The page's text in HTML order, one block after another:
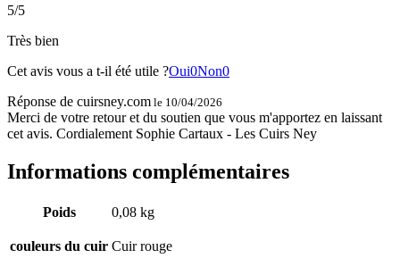
5/5
Très bien
Cet avis vous a t-il été utile ?Oui0Non0
Réponse de cuirsney.com le 10/04/2026
Merci de votre retour et du soutien que vous m'apportez en laissant
cet avis. Cordialement Sophie Cartaux - Les Cuirs Ney
Informations complémentaires
Poids 0,08 kg
couleurs du cuir Cuir rouge